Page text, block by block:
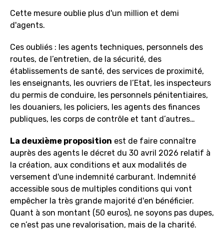
Cette mesure oublie plus d'un million et demi
d'agents.
Ces oubliés : les agents techniques, personnels des
routes, de l’entretien, de la sécurité, des
établissements de santé, des services de proximité,
les enseignants, les ouvriers de l’Etat, les inspecteurs
du permis de conduire, les personnels pénitentiaires,
les douaniers, les policiers, les agents des finances
publiques, les corps de contrôle et tant d’autres…
La deuxième proposition est de faire connaître
auprès des agents le décret du 30 avril 2026 relatif à
la création, aux conditions et aux modalités de
versement d'une indemnité carburant. Indemnité
accessible sous de multiples conditions qui vont
empêcher la très grande majorité d'en bénéficier.
Quant à son montant (50 euros), ne soyons pas dupes,
ce n’est pas une revalorisation, mais de la charité.